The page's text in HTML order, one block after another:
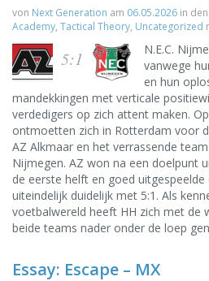
von Next Generation am 06.05.2026 in
Academy, Tactical Theory, Uncategorized
5:1
N.E.C.
vanwege
en hun
mandekkingen met verticale
verdedigers op zich attent maken.
ontmoetten zich in Rotterdam voor
AZ Alkmaar en het verrassende
Nijmegen. AZ won na een doelpunt
de eerste helft en goed
uiteindelijk duidelijk met 5:1. Als
voetbalwereld heeft HH zich met de
beide teams nader onder de loep
Essay: Escape – MX